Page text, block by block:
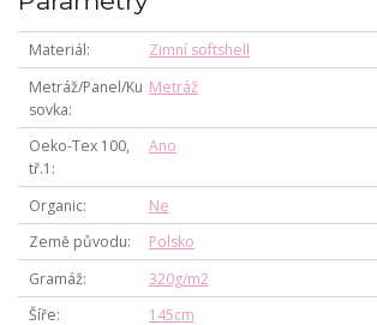
Materiál
Zimní softshell
Metráž/Panel/Ku
sovka
Metráž
Oeko-Tex 100,
tř.1
Ano
Organic
Ne
Země původu
Polsko
Gramáž
320g/m2
Šíře
145cm